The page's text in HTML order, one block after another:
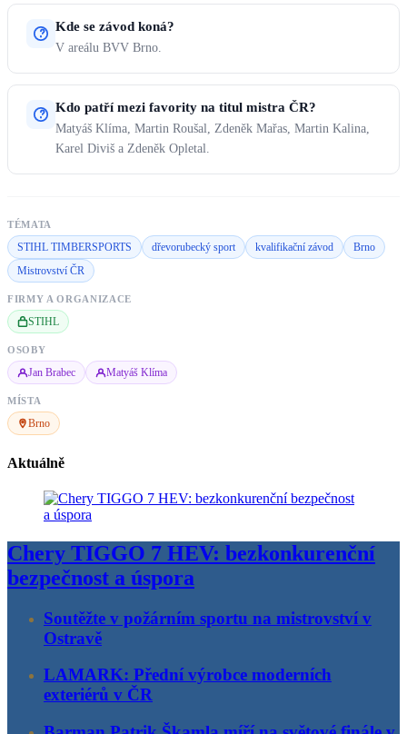
Kde se závod koná?
V areálu BVV Brno.
Kdo patří mezi favority na titul mistra ČR?
Matyáš Klíma, Martin Roušal, Zdeněk Mařas, Martin Kalina,
Karel Diviš a Zdeněk Opletal.
TÉMATA
STIHL TIMBERSPORTS dřevorubecký sport kvalifikační závod
Brno
Mistrovství ČR
FIRMY A ORGANIZACE
STIHL
OSOBY
Jan Brabec Matyáš Klíma
MÍSTA
Brno
Aktuálně
Chery TIGGO 7 HEV: bezkonkurenční
bezpečnost a úspora
Soutěžte v požárním sportu na mistrovství v
Ostravě
LAMARK: Přední výrobce moderních
exteriérů v ČR